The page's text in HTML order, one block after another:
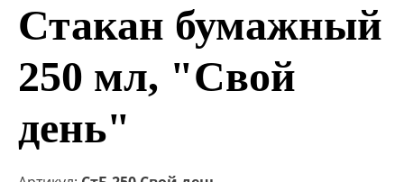
Стакан бумажный
250 мл, "Свой
день"